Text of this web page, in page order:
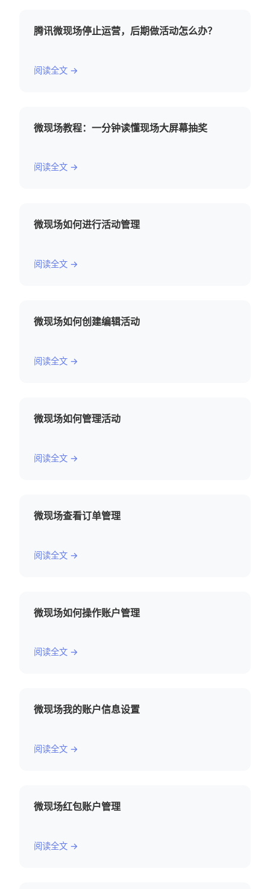
腾讯微现场停止运营，后期做活动怎么办？
阅读全文 →
微现场教程：一分钟读懂现场大屏幕抽奖
阅读全文 →
微现场如何进行活动管理
阅读全文 →
微现场如何创建编辑活动
阅读全文 →
微现场如何管理活动
阅读全文 →
微现场查看订单管理
阅读全文 →
微现场如何操作账户管理
阅读全文 →
微现场我的账户信息设置
阅读全文 →
微现场红包账户管理
阅读全文 →